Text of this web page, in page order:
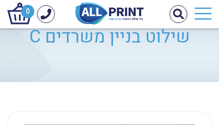
0
שילוט בניין משרדים C